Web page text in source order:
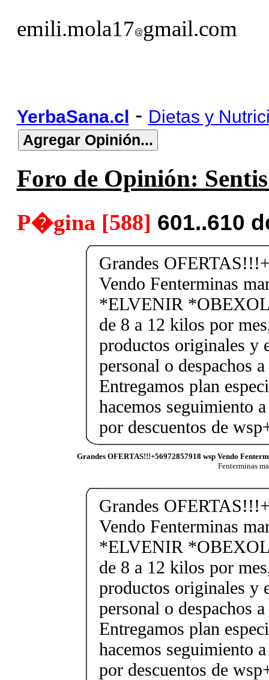
emili.mola17 gmail.com
YerbaSana.cl - Dietas y
Foro de Opinión:
P�gina [588] 601..610
Grandes
Vendo Fenterminas
*ELVENIR
de 8 a 12 kilos por
productos originales y
personal o despachos
Entregamos plan
hacemos seguimiento
por descuentos de
Grandes OFERTAS!!!+56972857918 wsp Vendo
Fenterminas
Grandes
Vendo Fenterminas
*ELVENIR
de 8 a 12 kilos por
productos originales y
personal o despachos
Entregamos plan
hacemos seguimiento
por descuentos de